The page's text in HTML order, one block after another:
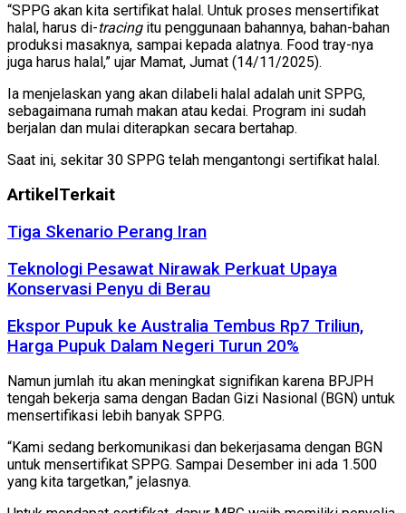
“SPPG akan kita sertifikat halal. Untuk proses mensertifikat
halal, harus di-tracingitu penggunaan bahannya, bahan-bahan
produksi masaknya, sampai kepada alatnya. Food tray-nya
juga harus halal,” ujar Mamat, Jumat (14/11/2025).
Ia menjelaskan yang akan dilabeli halal adalah unit SPPG,
sebagaimana rumah makan atau kedai. Program ini sudah
berjalan dan mulai diterapkan secara bertahap.
Saat ini, sekitar 30 SPPG telah mengantongi sertifikat halal.
Artikel Terkait
Tiga Skenario Perang Iran
Teknologi Pesawat Nirawak Perkuat Upaya
Konservasi Penyu di Berau
Ekspor Pupuk ke Australia Tembus Rp7 Triliun,
Harga Pupuk Dalam Negeri Turun 20%
Namun jumlah itu akan meningkat signifikan karena BPJPH
tengah bekerja sama dengan Badan Gizi Nasional (BGN) untuk
mensertifikasi lebih banyak SPPG.
“Kami sedang berkomunikasi dan bekerjasama dengan BGN
untuk mensertifikat SPPG. Sampai Desember ini ada 1.500
yang kita targetkan,” jelasnya.